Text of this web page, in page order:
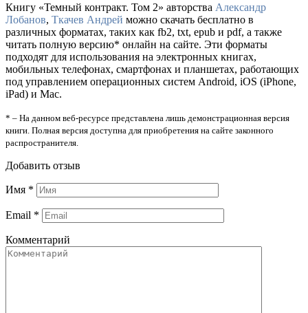
Книгу «Темный контракт. Том 2» авторства Александр
Лобанов, Ткачев Андрей можно скачать бесплатно в
различных форматах, таких как fb2, txt, epub и pdf, а также
читать полную версию* онлайн на сайте. Эти форматы
подходят для использования на электронных книгах,
мобильных телефонах, смартфонах и планшетах, работающих
под управлением операционных систем Android, iOS (iPhone,
iPad) и Mac.
* – На данном веб-ресурсе представлена лишь демонстрационная версия
книги. Полная версия доступна для приобретения на сайте законного
распространителя.
Добавить отзыв
Имя *
Email *
Комментарий